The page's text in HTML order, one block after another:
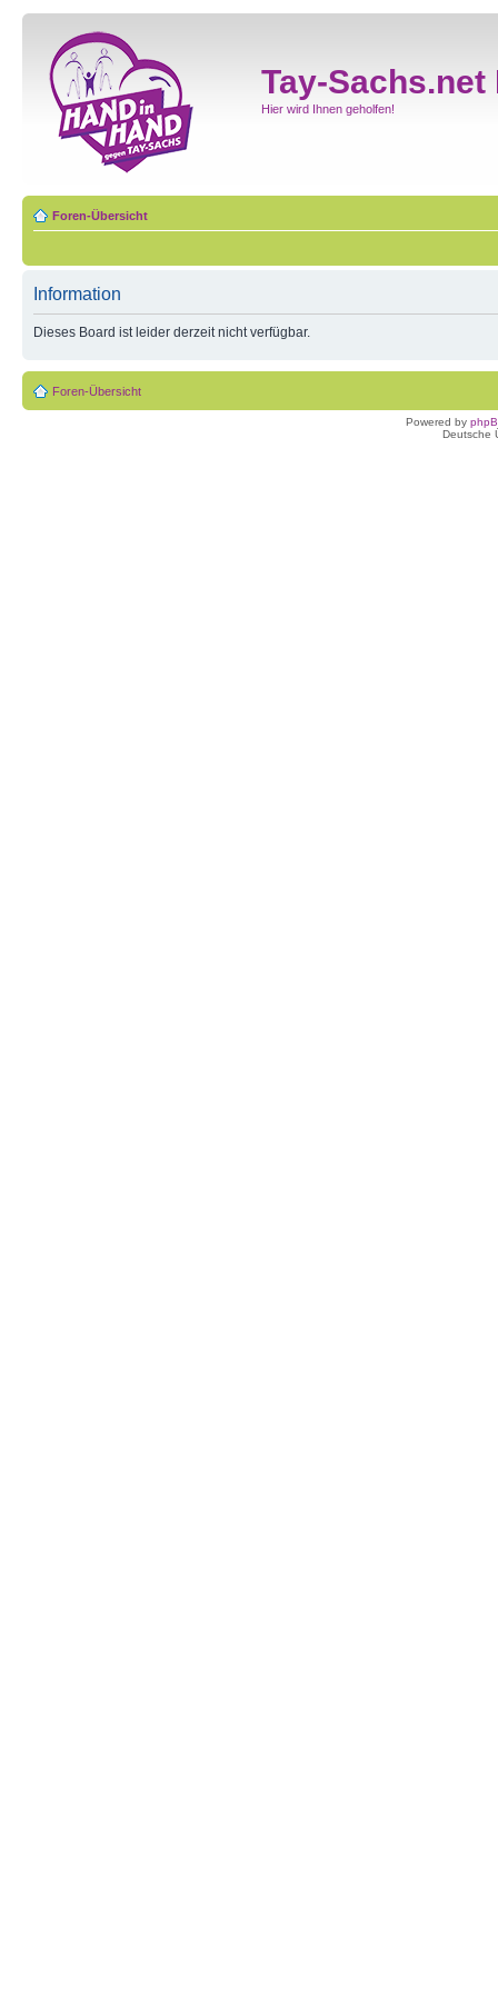
Tay-Sachs.net
Hier wird Ihnen geholfen!
Foren-Übersicht
Information
Dieses Board ist leider derzeit nicht verfügbar.
Foren-Übersicht
Powered by
Deutsche